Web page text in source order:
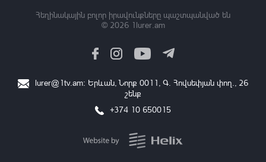
Հեղինակային բոլոր իրավունքները պաշտպանված են
© 2026 1lurer.am
lurer@1tv.am։ Երևան, Նորք 0011, Գ․ Հովսեփյան փող., 26
շենք
+374 10 650015